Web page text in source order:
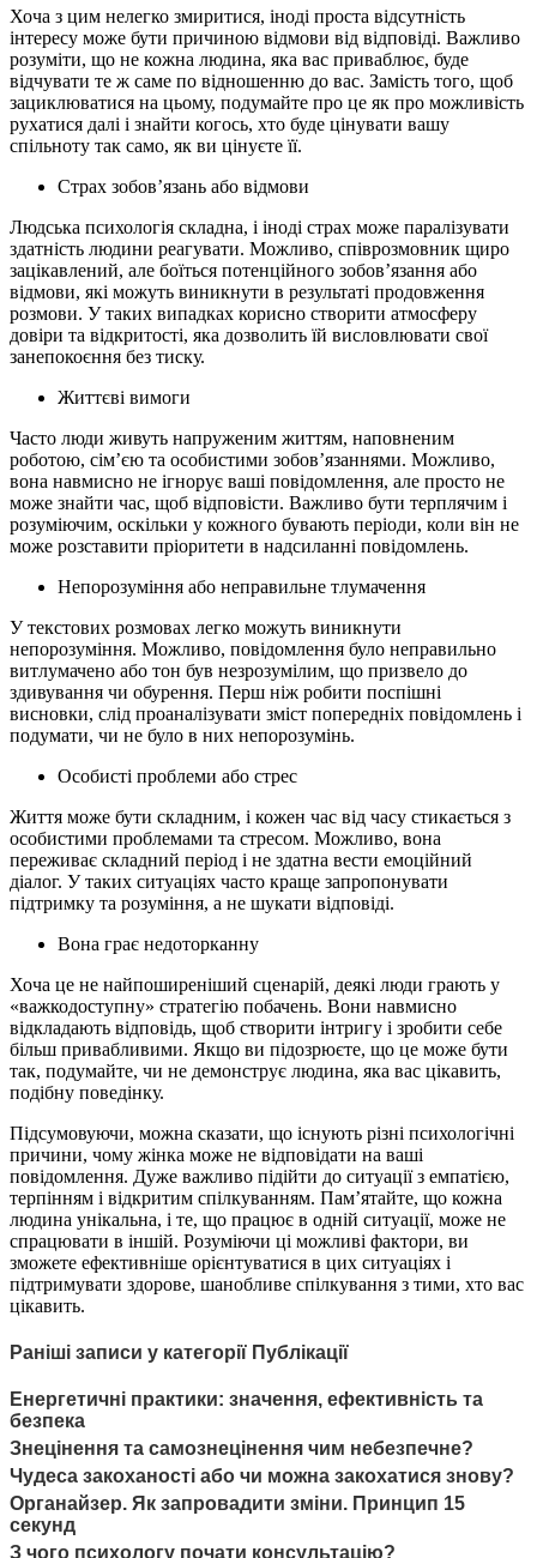
Хоча з цим нелегко змиритися, іноді проста відсутність
інтересу може бути причиною відмови від відповіді. Важливо
розуміти, що не кожна людина, яка вас приваблює, буде
відчувати те ж саме по відношенню до вас. Замість того, щоб
зациклюватися на цьому, подумайте про це як про можливість
рухатися далі і знайти когось, хто буде цінувати вашу
спільноту так само, як ви цінуєте її.
Страх зобов’язань або відмови
Людська психологія складна, і іноді страх може паралізувати
здатність людини реагувати. Можливо, співрозмовник щиро
зацікавлений, але боїться потенційного зобов’язання або
відмови, які можуть виникнути в результаті продовження
розмови. У таких випадках корисно створити атмосферу
довіри та відкритості, яка дозволить їй висловлювати свої
занепокоєння без тиску.
Життєві вимоги
Часто люди живуть напруженим життям, наповненим
роботою, сім’єю та особистими зобов’язаннями. Можливо,
вона навмисно не ігнорує ваші повідомлення, але просто не
може знайти час, щоб відповісти. Важливо бути терплячим і
розуміючим, оскільки у кожного бувають періоди, коли він не
може розставити пріоритети в надсиланні повідомлень.
Непорозуміння або неправильне тлумачення
У текстових розмовах легко можуть виникнути
непорозуміння. Можливо, повідомлення було неправильно
витлумачено або тон був незрозумілим, що призвело до
здивування чи обурення. Перш ніж робити поспішні
висновки, слід проаналізувати зміст попередніх повідомлень і
подумати, чи не було в них непорозумінь.
Особисті проблеми або стрес
Життя може бути складним, і кожен час від часу стикається з
особистими проблемами та стресом. Можливо, вона
переживає складний період і не здатна вести емоційний
діалог. У таких ситуаціях часто краще запропонувати
підтримку та розуміння, а не шукати відповіді.
Вона грає недоторканну
Хоча це не найпоширеніший сценарій, деякі люди грають у
«важкодоступну» стратегію побачень. Вони навмисно
відкладають відповідь, щоб створити інтригу і зробити себе
більш привабливими. Якщо ви підозрюєте, що це може бути
так, подумайте, чи не демонструє людина, яка вас цікавить,
подібну поведінку.
Підсумовуючи, можна сказати, що існують різні психологічні
причини, чому жінка може не відповідати на ваші
повідомлення. Дуже важливо підійти до ситуації з емпатією,
терпінням і відкритим спілкуванням. Пам’ятайте, що кожна
людина унікальна, і те, що працює в одній ситуації, може не
спрацювати в іншій. Розуміючи ці можливі фактори, ви
зможете ефективніше орієнтуватися в цих ситуаціях і
підтримувати здорове, шанобливе спілкування з тими, хто вас
цікавить.
Раніші записи у категорії Публікації
Енергетичні практики: значення, ефективність та
безпека
Знецінення та самознецінення чим небезпечне?
Чудеса закоханості або чи можна закохатися знову?
Органайзер. Як запровадити зміни. Принцип 15
секунд
З чого психологу почати консультацію?